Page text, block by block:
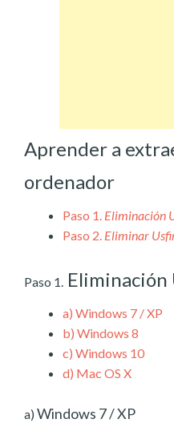
Aprender a
ordenador
Paso 1. Eliminación
Paso 2. Eliminar
Paso 1.
a) Windows 7 / XP
b) Windows 8
c) Windows 10
d) Mac OS X
a) Windows 7 / XP